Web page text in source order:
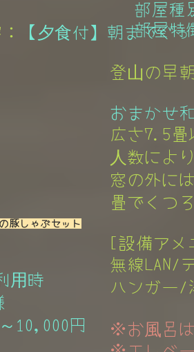
部屋種
部屋特
【夕食付】朝までぐ
豚しゃぶセット
時
円
登山の早
おまかせ
広さ7.5畳
人数によ
窓の外に
畳でくつ
[設備アメ
無線LAN/
ハンガー/
※お風呂